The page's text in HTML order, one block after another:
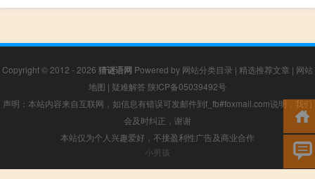
Copyright © 2012 - 2026 猜谜语网 Powered by 网站分类目录 | 精选推荐文章 | 网站
地图 | 疑难解答 陕ICP备05039492号
声明：本站内容来自互联网，如信息有错误可发邮件到f_fb#foxmail.com说明，我们
会及时纠正，谢谢
本站仅为个人兴趣爱好，不接盈利性广告及商业合作
小男孩